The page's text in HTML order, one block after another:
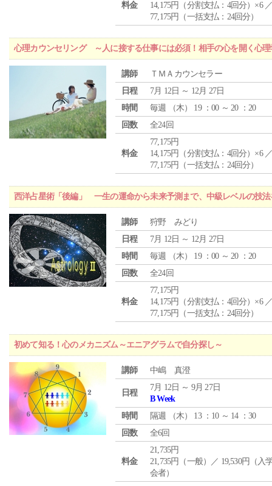
料金
14,175円（分割支払：4回分）×6
77,175円（一括支払：24回分）
心理カウンセリング ～人に接する仕事には必須！相手の心を開く心理
講師
ＴＭＡカウンセラー
日程
7月 12日 ～ 12月 27日
時間
毎週 （木） 19 ：00 ～ 20 ：20
回数
全24回
料金
77,175円
14,175円（分割支払：4回分）×6
77,175円（一括支払：24回分）
西洋占星術「後編」 一生の運命から未来予測まで、中級レベルの技法
講師
狩野 みどり
日程
7月 12日 ～ 12月 27日
時間
毎週 （木） 19 ：00 ～ 20 ：20
回数
全24回
料金
77,175円
14,175円（分割支払：4回分）×6
77,175円（一括支払：24回分）
初めて知る！心のメカニズム～エニアグラムで自分探し～
講師 中嶋 真澄
日程
7月 12日 ～ 9月 27日
B Week
時間
隔週 （木） 13 ：10 ～ 14 ：30
回数
全6回
料金
21,735円
21,735円（一般）／ 19,530円（入
会者）